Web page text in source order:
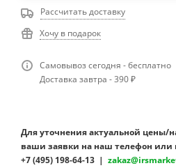
Рассчитать доставку
Хочу в подарок
Самовывоз сегодня - бесплатно
Доставка завтра - 390 ₽
Для уточнения актуальной цены/
ваши заявки на наш телефон или
+7 (495) 198-64-13 |